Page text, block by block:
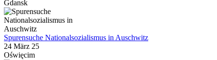
Gdansk
Spurensuche Nationalsozialismus in Auschwitz
24 März 25
Oświęcim